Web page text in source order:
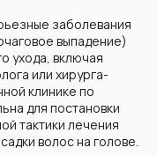
заболевания
выпадение)
ухода, включая
или хирурга-
клинике по
для постановки
тактики лечения
волос на голове.